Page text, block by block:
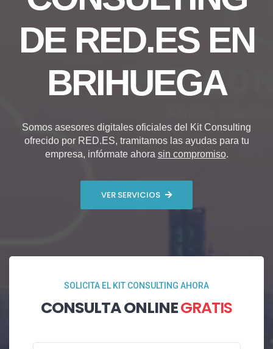
DE RED.ES EN
BRIHUEGA
Somos asesores digitales oficiales del Kit Consulting
ofrecido por RED.ES, tramitamos las ayudas para tu
empresa, infórmate ahora sin compromiso.
VER SERVICIOS
SOLICITA EL KIT CONSULTING AHORA
CONSULTA ONLINEGRATIS